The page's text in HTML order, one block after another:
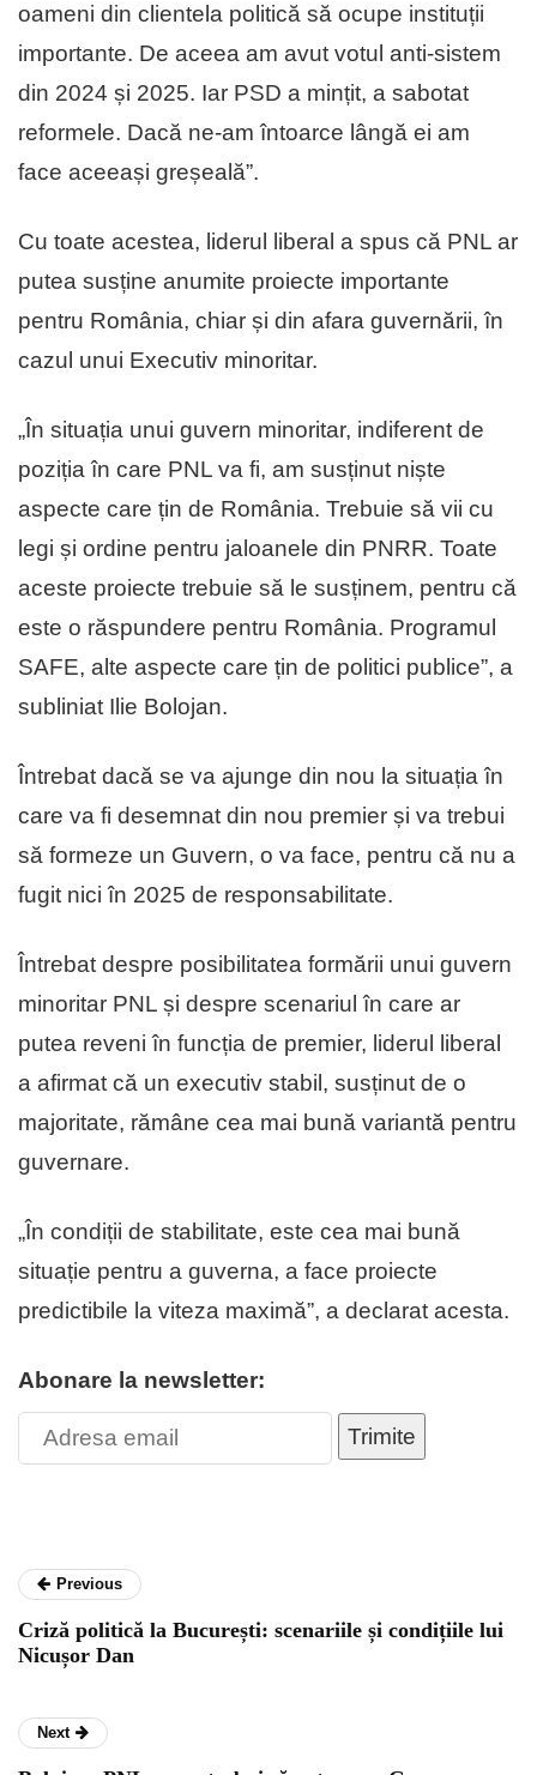
oameni din clientela politică să ocupe instituții
importante. De aceea am avut votul anti-sistem
din 2024 și 2025. Iar PSD a mințit, a sabotat
reformele. Dacă ne-am întoarce lângă ei am
face aceeași greșeală”.
Cu toate acestea, liderul liberal a spus că PNL ar
putea susține anumite proiecte importante
pentru România, chiar și din afara guvernării, în
cazul unui Executiv minoritar.
„În situația unui guvern minoritar, indiferent de
poziția în care PNL va fi, am susținut niște
aspecte care țin de România. Trebuie să vii cu
legi și ordine pentru jaloanele din PNRR. Toate
aceste proiecte trebuie să le susținem, pentru că
este o răspundere pentru România. Programul
SAFE, alte aspecte care țin de politici publice”, a
subliniat Ilie Bolojan.
Întrebat dacă se va ajunge din nou la situația în
care va fi desemnat din nou premier și va trebui
să formeze un Guvern, o va face, pentru că nu a
fugit nici în 2025 de responsabilitate.
Întrebat despre posibilitatea formării unui guvern
minoritar PNL și despre scenariul în care ar
putea reveni în funcția de premier, liderul liberal
a afirmat că un executiv stabil, susținut de o
majoritate, rămâne cea mai bună variantă pentru
guvernare.
„În condiții de stabilitate, este cea mai bună
situație pentru a guverna, a face proiecte
predictibile la viteza maximă”, a declarat acesta.
Abonare la newsletter:
Trimite
Previous
Criză politică la București: scenariile și condițiile lui
Nicușor Dan
Next